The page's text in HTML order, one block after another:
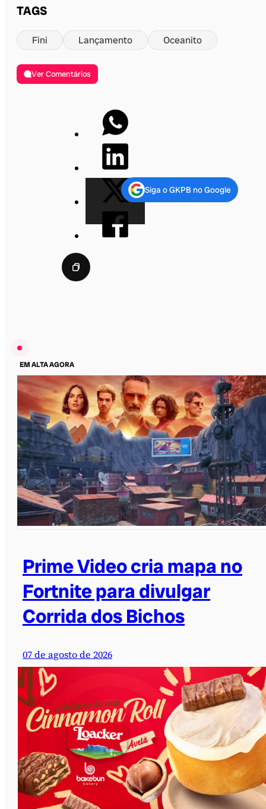
TAGS
Fini Lançamento Oceanito
Ver Comentários
Siga o GKPB no Google
EM ALTA AGORA
Prime Video cria mapa no
Fortnite para divulgar
Corrida dos Bichos
07 de agosto de 2026